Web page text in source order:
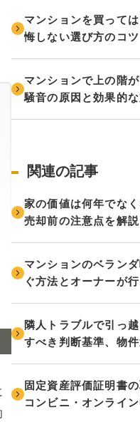
マンションを買って
悔しない選び方のコツ
マンションで上の階
騒音の原因と効果的
関連の記事
家の価値は何年でな
売却前の注意点を解説
マンションのベラン
ぐ方法とオーナーが
隣人トラブルで引っ
すべき判断基準、物
固定資産評価証明書
コンビニ・オンライ